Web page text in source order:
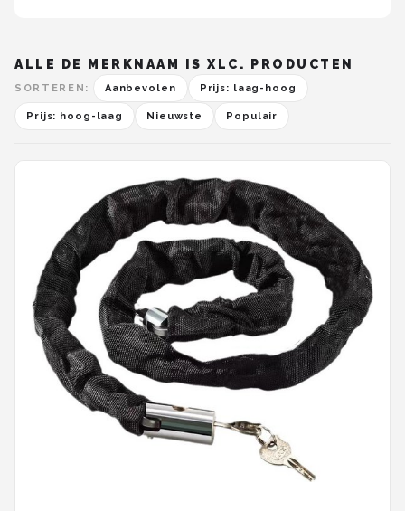
ALLE DE MERKNAAM IS XLC. PRODUCTEN
SORTEREN: Aanbevolen Prijs: laag-hoog
Prijs: hoog-laag Nieuwste Populair